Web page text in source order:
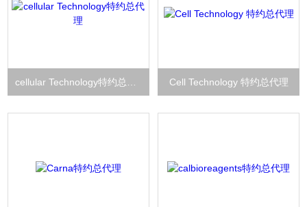
Cell Technology 特约总代理